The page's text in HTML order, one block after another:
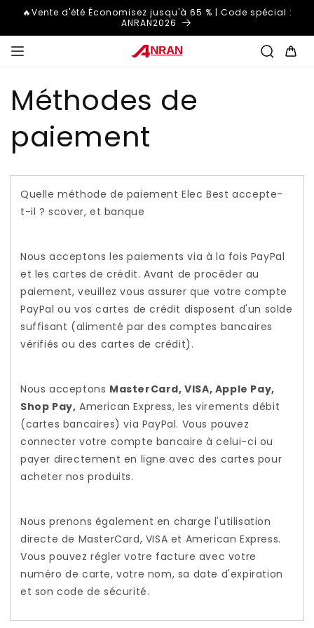
passer
contenu
🔥Vente d'été Économisez jusqu'à 65 % | Code spécial :
ANRAN2026
Panier
Méthodes de
paiement
Quelle méthode de paiement Elec Best accepte-
t-il ? scover, et banque
Nous acceptons les paiements via à la fois PayPal
et les cartes de crédit. Avant de procéder au
paiement, veuillez vous assurer que votre compte
PayPal ou vos cartes de crédit disposent d'un solde
suffisant (alimenté par des comptes bancaires
vérifiés ou des cartes de crédit).
Nous acceptons MasterCard, VISA, Apple Pay,
Shop Pay, American Express, les virements débit
(cartes bancaires) via PayPal. Vous pouvez
connecter votre compte bancaire à celui-ci ou
payer directement en ligne avec des cartes pour
acheter nos produits.
Nous prenons également en charge l'utilisation
directe de MasterCard, VISA et American Express.
Vous pouvez régler votre facture avec votre
numéro de carte, votre nom, sa date d'expiration
et son code de sécurité.